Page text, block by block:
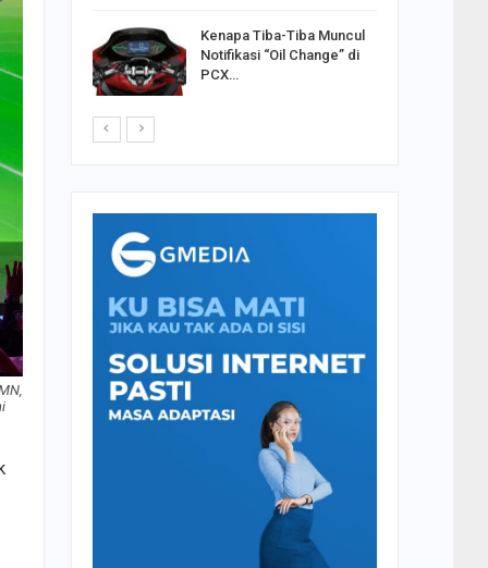
: Ganjar
Kenapa Tiba-Tiba Muncul
Notifikasi “Oil Change” di
PCX…